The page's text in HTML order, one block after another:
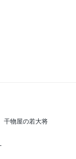
干物屋の若大将